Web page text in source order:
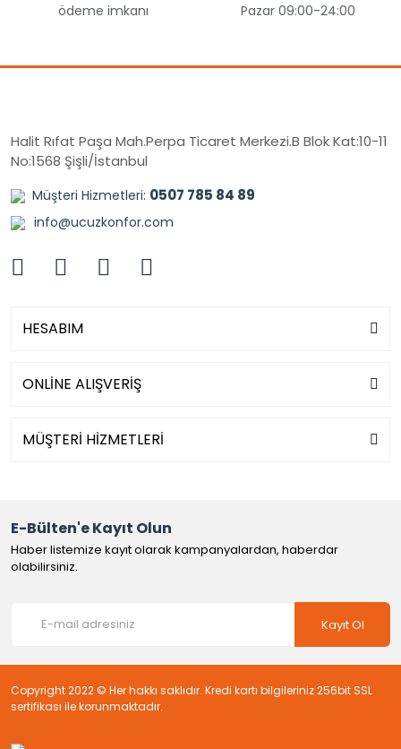
ödeme imkanı
Pazar 09:00-24:00
Halit Rıfat Paşa Mah.Perpa Ticaret Merkezi.B Blok Kat:10-11
No:1568 Şişli/İstanbul
Müşteri Hizmetleri: 0507 785 84 89
info@ucuzkonfor.com
HESABIM
ONLİNE ALIŞVERİŞ
MÜŞTERİ HİZMETLERİ
E-Bülten'e Kayıt Olun
Haber listemize kayıt olarak kampanyalardan, haberdar
olabilirsiniz.
Kayıt Ol
Copyright 2022 © Her hakkı saklıdır. Kredi kartı bilgileriniz 256bit SSL
sertifikası ile korunmaktadır.